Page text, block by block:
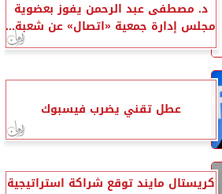
د. مصطفى عبد الرحمن يفوز بعضوية
مجلس إدارة جمعية «اتصال» عن شعبة...
عطل تقني يضرب فيسبوك
كريستال مايند توقع شراكة استراتيجية